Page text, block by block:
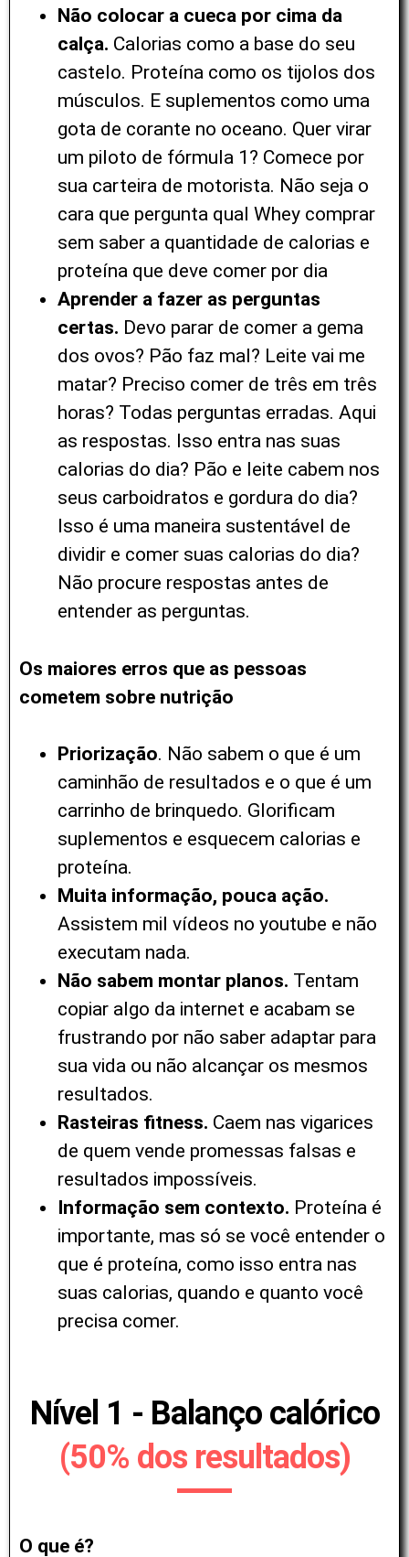
Não colocar a cueca por cima da
calça. Calorias como a base do seu
castelo. Proteína como os tijolos dos
músculos. E suplementos como uma
gota de corante no oceano. Quer virar
um piloto de fórmula 1? Comece por
sua carteira de motorista. Não seja o
cara que pergunta qual Whey comprar
sem saber a quantidade de calorias e
proteína que deve comer por dia
Aprender a fazer as perguntas
certas. Devo parar de comer a gema
dos ovos? Pão faz mal? Leite vai me
matar? Preciso comer de três em três
horas? Todas perguntas erradas. Aqui
as respostas. Isso entra nas suas
calorias do dia? Pão e leite cabem nos
seus carboidratos e gordura do dia?
Isso é uma maneira sustentável de
dividir e comer suas calorias do dia?
Não procure respostas antes de
entender as perguntas.
Os maiores erros que as pessoas
cometem sobre nutrição
Priorização. Não sabem o que é um
caminhão de resultados e o que é um
carrinho de brinquedo. Glorificam
suplementos e esquecem calorias e
proteína.
Muita informação, pouca ação.
Assistem mil vídeos no youtube e não
executam nada.
Não sabem montar planos. Tentam
copiar algo da internet e acabam se
frustrando por não saber adaptar para
sua vida ou não alcançar os mesmos
resultados.
Rasteiras fitness. Caem nas vigarices
de quem vende promessas falsas e
resultados impossíveis.
Informação sem contexto. Proteína é
importante, mas só se você entender o
que é proteína, como isso entra nas
suas calorias, quando e quanto você
precisa comer.
Nível 1 - Balanço calórico
(50% dos resultados)
O que é?